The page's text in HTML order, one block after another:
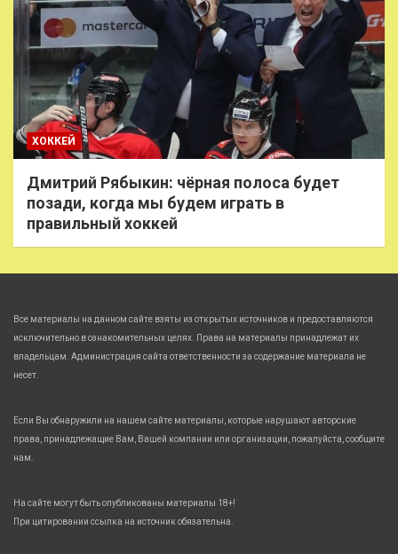
ХОККЕЙ
Дмитрий Рябыкин: чёрная полоса будет
позади, когда мы будем играть в
правильный хоккей
Все материалы на данном сайте взяты из открытых источников и предоставляются
исключительно в ознакомительных целях. Права на материалы принадлежат их
владельцам. Администрация сайта ответственности за содержание материала не
несет.
Если Вы обнаружили на нашем сайте материалы, которые нарушают авторские
права, принадлежащие Вам, Вашей компании или организации, пожалуйста, сообщите
нам.
На сайте могут быть опубликованы материалы 18+!
При цитировании ссылка на источник обязательна.